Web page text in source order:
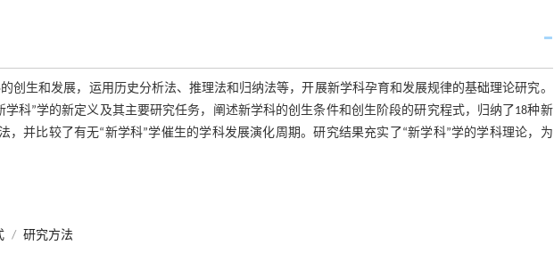
创生和发展，运用历史分析法、推理法和归纳法等，开展新学科孕育和发展规律的基础理论研究。
科”学的新定义及其主要研究任务，阐述新学科的创生条件和创生阶段的研究程式，归纳了18种新
，并比较了有无“新学科”学催生的学科发展演化周期。研究结果充实了“新学科”学的学科理论，为
/ 研究方法